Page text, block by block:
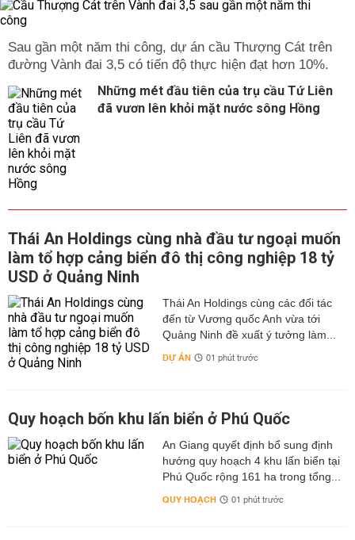
Sau gần một năm thi công, dự án cầu Thượng Cát trên
đường Vành đai 3,5 có tiến độ thực hiện đạt hơn 10%.
Những mét đầu tiên của trụ cầu Tứ Liên
đã vươn lên khỏi mặt nước sông Hồng
Thái An Holdings cùng nhà đầu tư ngoại muốn
làm tổ hợp cảng biển đô thị công nghiệp 18 tỷ
USD ở Quảng Ninh
Thái An Holdings cùng các đối tác
đến từ Vương quốc Anh vừa tới
Quảng Ninh đề xuất ý tưởng làm...
DỰ ÁN 01 phút trước
Quy hoạch bốn khu lấn biển ở Phú Quốc
An Giang quyết định bổ sung định
hướng quy hoạch 4 khu lấn biển tại
Phú Quốc rộng 161 ha trong tổng...
QUY HOẠCH 01 phút trước